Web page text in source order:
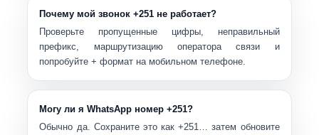
Почему мой звонок +251 не работает?
Проверьте пропущенные цифры, неправильный
префикс, маршрутизацию оператора связи и
попробуйте+ формат на мобильном телефоне.
Могу ли я WhatsApp номер +251?
Обычно да. Сохраните это как+251… затем обновите